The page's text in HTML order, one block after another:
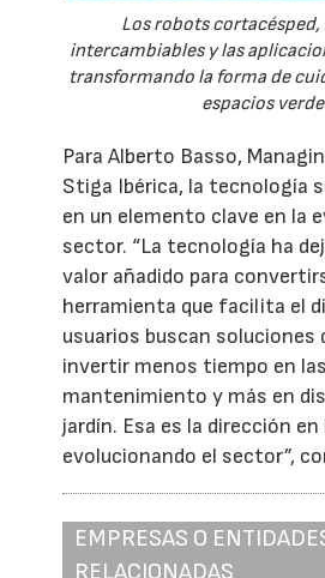
Los robots cortacésped,
intercambiables y las
transformando la forma de
espacios
Para Alberto Basso,
Stiga Ibérica, la tecnología
en un elemento clave en la
sector. “La tecnología ha
valor añadido para
herramienta que facilita el
usuarios buscan soluciones
invertir menos tiempo en
mantenimiento y más en
jardín. Esa es la dirección
evolucionando el sector”,
EMPRESAS O